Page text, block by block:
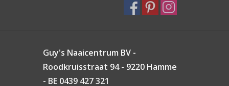
Guy's Naaicentrum BV -
Roodkruisstraat 94 - 9220 Hamme
- BE 0439 427 321